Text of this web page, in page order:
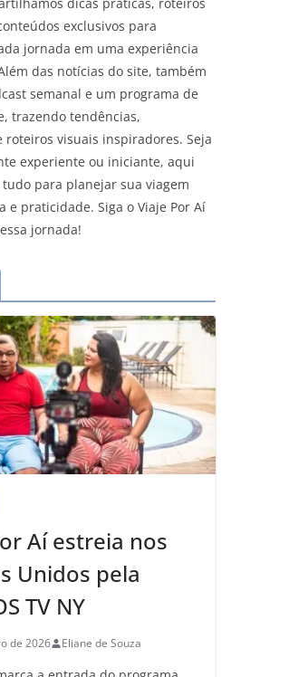
exclusivos para
jornada em uma experiência
das notícias do site, também
semanal e um programa de
trazendo tendências,
roteiros visuais inspiradores. Seja
experiente ou iniciante, aqui
para planejar sua viagem
e praticidade. Siga o Viaje Por Aí
jornada!
Aí estreia nos
Unidos pela
TV NY
de 2026 Eliane de Souza